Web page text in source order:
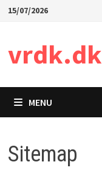
Skip15/07/2026
vrdk.dk
MENU
Sitemap